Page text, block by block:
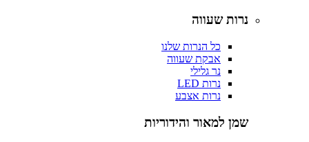
נרות שעווה
כל הנרות שלנו
אבקת שעווה
נר גלילי
נרות LED
נרות אצבע
שמן למאור והידוריות